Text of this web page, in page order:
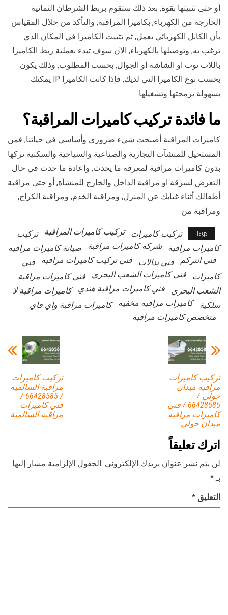
أو حتى تثبيتها بقوة, بعد ذلك ستقوم بربط الشرطان الثمانية
الخارجة من الكهرباء, بكاميرا المراقبة, والتأكد من خلال المقياس
بأن الكابل الكهربائي يعمل, ثم تثبيت الكاميرا في المكان الذي
ترغب به, وتوصيلها بالكهرباء, الآن سوف تبدء بعملية ربط الكاميرا
باللاب توب او الشاشة او الجوال, بحسب المطلوب, وذلك يكون
بحسب نوع الكاميرا التي لديك, فإذا كانت الكاميرا IP يمكنك
بسهولة برمجتها وتشغيلها.
ما فائدة تركيب كاميرات المراقبة؟
كاميرات المراقبة أصبحت شيء ضروري وأساسي في حياتنا, فمن
المستحيل للمنشآت التجارية والصناعية والسياحية والسكنية تركها
بدون كاميرات مراقبة لمعرفة ما يحدث, واعادة ما حدث في حال
التعرض لسرقة او مراقبة الداخل والخارج للمنشأة, أو حتى مراقبة
أطفالك أثناء غيابك عن المنزل, ومراقبة الخدم, ومراقبة الكراج,
ومراقبة من
Tags تركيب كاميرات تركيب كاميرات المراقبة
تركيب
كاميرات مراقبة
شركة كاميرات مراقبة
صيانة كاميرات مراقبة
فني انتركم
فني بدالات فني تركيب كاميرات مراقبة
فني
كاميرات
فني كاميرات الشعب البحري
فني كاميرات مراقبة
الشعب البحري
فني كاميرات مراقبة هندي
كاميرات مراقبة لا
سلكية
كاميرات مراقبة مخفية
كاميرات مراقبة واي فاي
متخصص كاميرات مراقبة
تركيب كاميرات
مراقبة السالمية
/ 66428585 /
فني كاميرات
مراقبه السالمية
تركيب كاميرات
مراقبة ميدان
حولي /
66428585 / فني
كاميرات مراقبه
ميدان حولي
اترك تعليقاً
لن يتم نشر عنوان بريدك الإلكتروني. الحقول الإلزامية مشار إليها
بـ *
التعليق *